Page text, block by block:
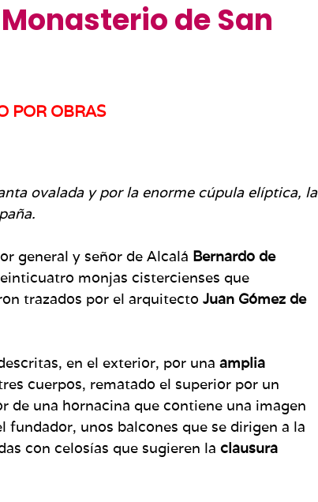
de San
POR OBRAS
ovalada y por la enorme cúpula elíptica, la
general y señor de Alcalá Bernardo de
monjas cistercienses que
trazados por el arquitecto Juan Gómez de
en el exterior, por una amplia
cuerpos, rematado el superior por un
una hornacina que contiene una imagen
unos balcones que se dirigen a la
con celosías que sugieren la clausura